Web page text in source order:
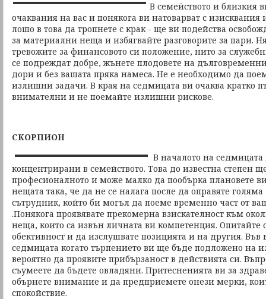
В семейството и близкия
очаквания на вас и понякога ви натоварват с
лошо в това да тропнете с крак - ще ви подейства
за материални неща и избягвайте разговорите за пари.
тревожите за финансовото си положение, нито за
се подреждат добре, жънете плодовете на
дори и без вашата пряка намеса. Не е необходимо да
излишни задачи. В края на седмицата ви очаква кратко
внимателни и не поемайте излишни рискове.
СКОРПИОН
В началото на
концентрирани в семейството. Това до известна степен
професионалното и може малко да пообърка плановете
нещата така, че да не се налага после да оправяте
сътрудник, който би могъл да поеме временно част от
.Понякога проявявате прекомерна взискателност към
неща, които са извън личната ви компетенция. Опитайте
обективност и да изслушвате позицията и на другия. Във
седмицата когато търпението ви ще бъде подложено на
вероятно да проявите прибързаност в действията си.
съумеете да бъдете овладяни. Притесненията ви за
обърнете внимание и да предприемете онези мерки,
спокойствие.